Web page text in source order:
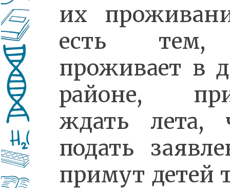
их
есть
проживает в
районе,
ждать лета,
подать
примут детей